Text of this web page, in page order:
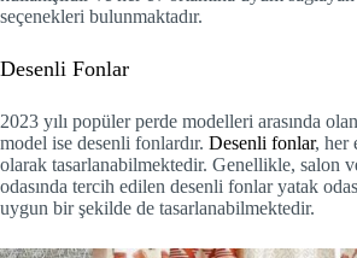
seçenekleri bulunmaktadır.
Desenli Fonlar
2023 yılı popüler perde modelleri arasında
model ise desenli fonlardır. Desenli fonlar, her
olarak tasarlanabilmektedir. Genellikle, salon
odasında tercih edilen desenli fonlar yatak
uygun bir şekilde de tasarlanabilmektedir.